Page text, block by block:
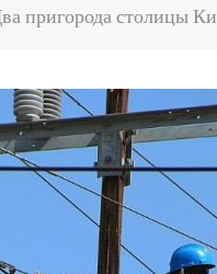
пригорода столицы